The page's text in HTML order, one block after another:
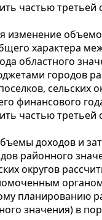
частью третьей
изменение
характера
областного
городов
сельских
финансового
частью третьей
доходов и
районного
округов
планированию
значения) в